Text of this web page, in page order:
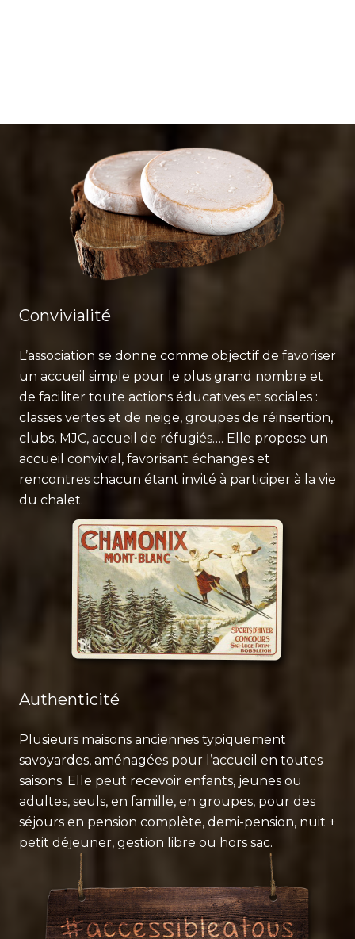
Convivialité
L’association se donne comme objectif de favoriser
un accueil simple pour le plus grand nombre et
de faciliter toute actions éducatives et sociales :
classes vertes et de neige, groupes de réinsertion,
clubs, MJC, accueil de réfugiés…. Elle propose un
accueil convivial, favorisant échanges et
rencontres chacun étant invité à participer à la vie
du chalet.
Authenticité
Plusieurs maisons anciennes typiquement
savoyardes, aménagées pour l’accueil en toutes
saisons. Elle peut recevoir enfants, jeunes ou
adultes, seuls, en famille, en groupes, pour des
séjours en pension complète, demi-pension, nuit +
petit déjeuner, gestion libre ou hors sac.